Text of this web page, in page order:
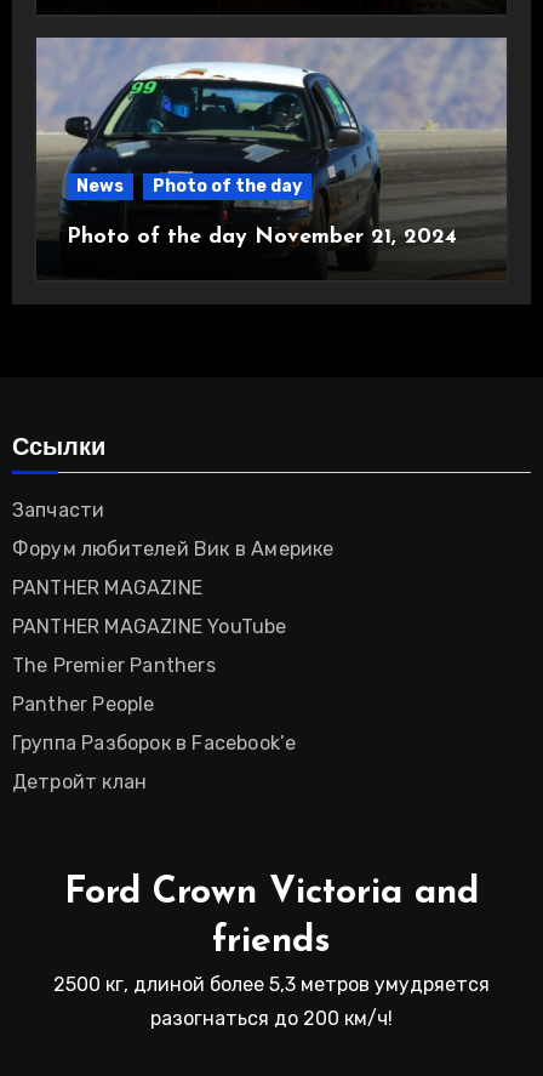
News Photo of the day
Photo of the day November 21, 2024
Ссылки
Запчасти
Форум любителей Вик в Америке
PANTHER MAGAZINE
PANTHER MAGAZINE YouTube
The Premier Panthers
Panther People
Группа Разборок в Facebook’е
Детройт клан
Ford Crown Victoria and
friends
2500 кг, длиной более 5,3 метров умудряется
разогнаться до 200 км/ч!